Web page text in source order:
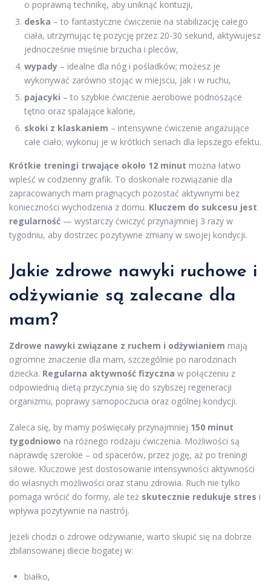
o poprawną technikę, aby uniknąć kontuzji,
deska – to fantastyczne ćwiczenie na stabilizację całego
ciała, utrzymując tę pozycję przez 20-30 sekund, aktywujesz
jednocześnie mięśnie brzucha i pleców,
wypady – idealne dla nóg i pośladków; możesz je
wykonywać zarówno stojąc w miejscu, jak i w ruchu,
pajacyki – to szybkie ćwiczenie aerobowe podnoszące
tętno oraz spalające kalorie,
skoki z klaskaniem – intensywne ćwiczenie angażujące
całe ciało; wykonuj je w krótkich seriach dla lepszego efektu.
Krótkie treningi trwające około 12 minut można łatwo
wpleść w codzienny grafik. To doskonałe rozwiązanie dla
zapracowanych mam pragnących pozostać aktywnymi bez
konieczności wychodzenia z domu. Kluczem do sukcesu jest
regularność — wystarczy ćwiczyć przynajmniej 3 razy w
tygodniu, aby dostrzec pozytywne zmiany w swojej kondycji.
Jakie zdrowe nawyki ruchowe i
odżywianie są zalecane dla
mam?
Zdrowe nawyki związane z ruchem i odżywianiem mają
ogromne znaczenie dla mam, szczególnie po narodzinach
dziecka. Regularna aktywność fizyczna w połączeniu z
odpowiednią dietą przyczynia się do szybszej regeneracji
organizmu, poprawy samopoczucia oraz ogólnej kondycji.
Zaleca się, by mamy poświęcały przynajmniej 150 minut
tygodniowo na różnego rodzaju ćwiczenia. Możliwości są
naprawdę szerokie – od spacerów, przez jogę, aż po treningi
siłowe. Kluczowe jest dostosowanie intensywności aktywności
do własnych możliwości oraz stanu zdrowia. Ruch nie tylko
pomaga wrócić do formy, ale też skutecznie redukuje stres i
wpływa pozytywnie na nastrój.
Jeżeli chodzi o zdrowe odżywianie, warto skupić się na dobrze
zbilansowanej diecie bogatej w:
białko,